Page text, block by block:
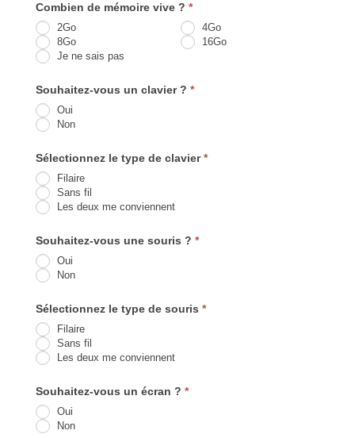
Combien de mémoire vive ? *
2Go
4Go
8Go
16Go
Je ne sais pas
Souhaitez-vous un clavier ? *
Oui
Non
Sélectionnez le type de clavier*
Filaire
Sans fil
Les deux me conviennent
Souhaitez-vous une souris ? *
Oui
Non
Sélectionnez le type de souris *
Filaire
Sans fil
Les deux me conviennent
Souhaitez-vous un écran ? *
Oui
Non